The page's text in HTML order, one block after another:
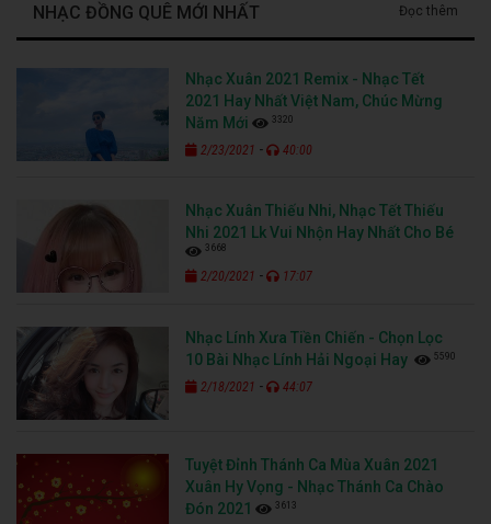
NHẠC ĐỒNG QUÊ MỚI NHẤT Đọc thêm
Nhạc Xuân 2021 Remix - Nhạc Tết
2021 Hay Nhất Việt Nam, Chúc Mừng
Năm Mới
3320
2/23/2021 - 40:00
Nhạc Xuân Thiếu Nhi, Nhạc Tết Thiếu
Nhi 2021 Lk Vui Nhộn Hay Nhất Cho Bé
3668
2/20/2021 - 17:07
Nhạc Lính Xưa Tiền Chiến - Chọn Lọc
10 Bài Nhạc Lính Hải Ngoại Hay
5590
2/18/2021 - 44:07
Tuyệt Đỉnh Thánh Ca Mùa Xuân 2021
Xuân Hy Vọng - Nhạc Thánh Ca Chào
Đón 2021
3613